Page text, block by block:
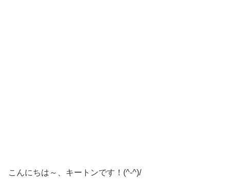
こんにちは～、キートンです！(^-^)/